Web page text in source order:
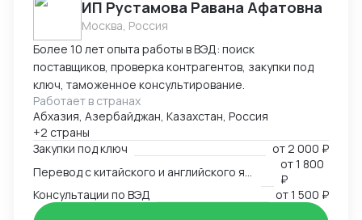
ИП Рустамова Равана Афатовна
Москва, Россия
Более 10 лет опыта работы в ВЭД: поиск
поставщиков, проверка контрагентов, закупки под
ключ, таможенное консультирование.
Работает в странах
Абхазия, Азербайджан, Казахстан, Россия
+2 страны
Закупки под ключ
от2 000 ₽
от1 800
₽
Консультации по ВЭД
от1 500 ₽